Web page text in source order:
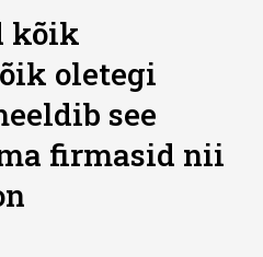
kõik
oletegi
see
firmasid nii